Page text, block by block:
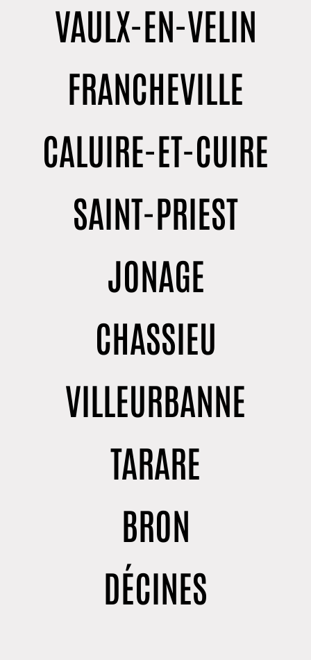
VAULX-EN-VELIN
FRANCHEVILLE
CALUIRE-ET-CUIRE
SAINT-PRIEST
JONAGE
CHASSIEU
VILLEURBANNE
TARARE
BRON
DÉCINES